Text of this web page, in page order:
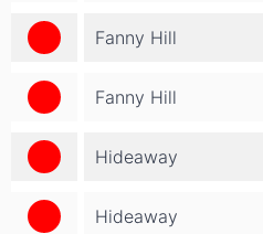
Fanny Hill
Fanny Hill
Hideaway
Hideaway